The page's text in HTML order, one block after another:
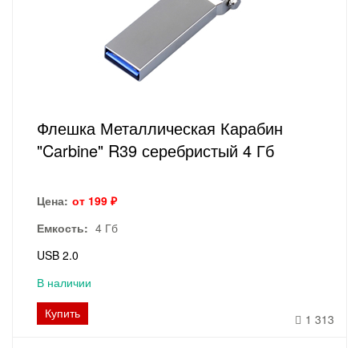
Флешка Металлическая Карабин
"Carbine" R39 серебристый 4 Гб
Цена: от 199 ₽
Емкость: 4 Гб
USB 2.0
В наличии
Купить
1 313